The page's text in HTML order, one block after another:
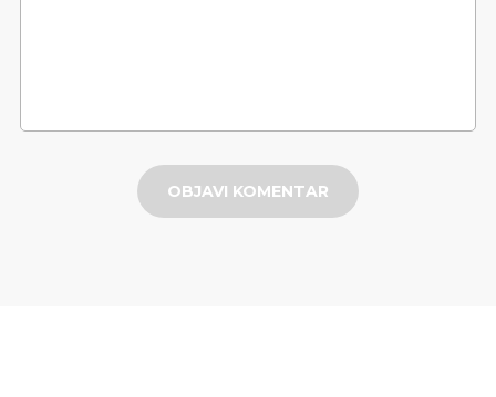
OBJAVI KOMENTAR